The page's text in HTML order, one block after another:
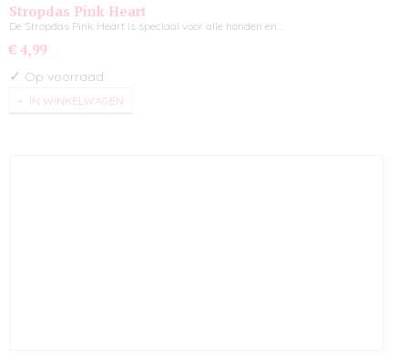
Stropdas Pink Heart
De Stropdas Pink Heart is speciaal voor alle honden en…
€ 4,99
✓ Op voorraad
IN WINKELWAGEN